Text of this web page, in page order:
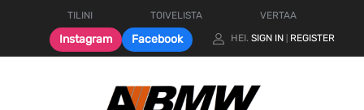
TILINI TOIVELISTA VERTAA
Instagram Facebook HEI. SIGN IN REGISTER